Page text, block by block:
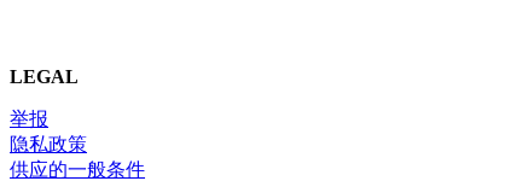
LEGAL
举报
隐私政策
供应的一般条件